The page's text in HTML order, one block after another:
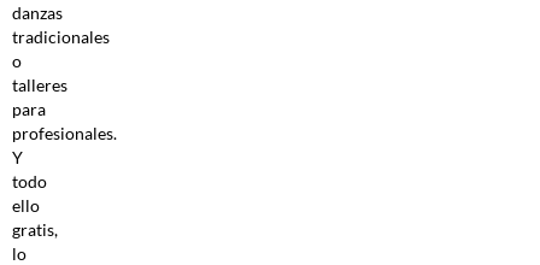
danzas
tradicionales
o
talleres
para
profesionales.
Y
todo
ello
gratis,
lo